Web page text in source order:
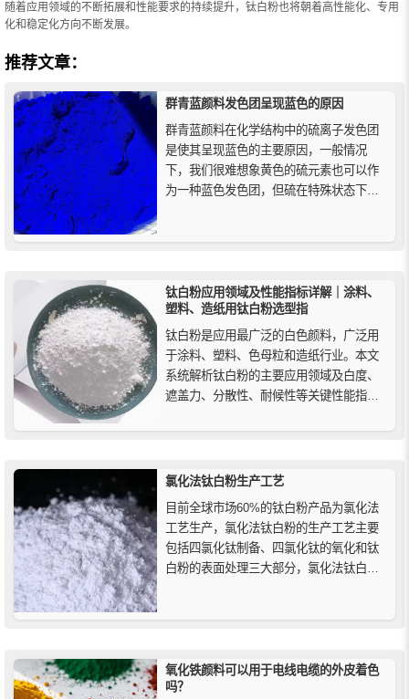
随着应用领域的不断拓展和性能要求的持续提升，钛白粉也将朝着高性能化、专用
化和稳定化方向不断发展。
推荐文章：
群青蓝颜料发色团呈现蓝色的原因
群青蓝颜料在化学结构中的硫离子发色团
是使其呈现蓝色的主要原因，一般情况
下，我们很难想象黄色的硫元素也可以作
为一种蓝色发色团，但硫在特殊状态下确
钛白粉应用领域及性能指标详解｜涂料、
塑料、造纸用钛白粉选型指
钛白粉是应用最广泛的白色颜料，广泛用
于涂料、塑料、色母粒和造纸行业。本文
系统解析钛白粉的主要应用领域及白度、
遮盖力、分散性、耐候性等关键性能指
氯化法钛白粉生产工艺
目前全球市场60%的钛白粉产品为氯化法
工艺生产，氯化法钛白粉的生产工艺主要
包括四氯化钛制备、四氯化钛的氧化和钛
白粉的表面处理三大部分，氯化法钛白粉
氧化铁颜料可以用于电线电缆的外皮着色
吗？